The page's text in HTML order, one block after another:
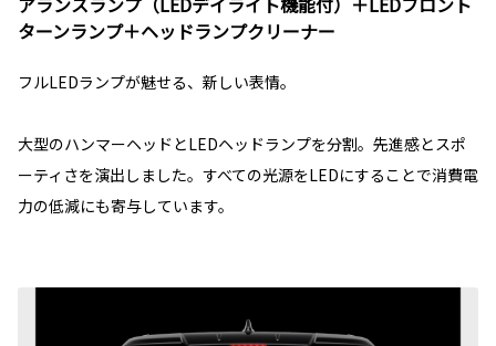
ターンランプ＋ヘッドランプクリーナー
フルLEDランプが魅せる、新しい表情。
大型のハンマーヘッドとLEDヘッドランプを分割。先進感とスポ
ーティさを演出しました。すべての光源をLEDにすることで消費電
力の低減にも寄与しています。